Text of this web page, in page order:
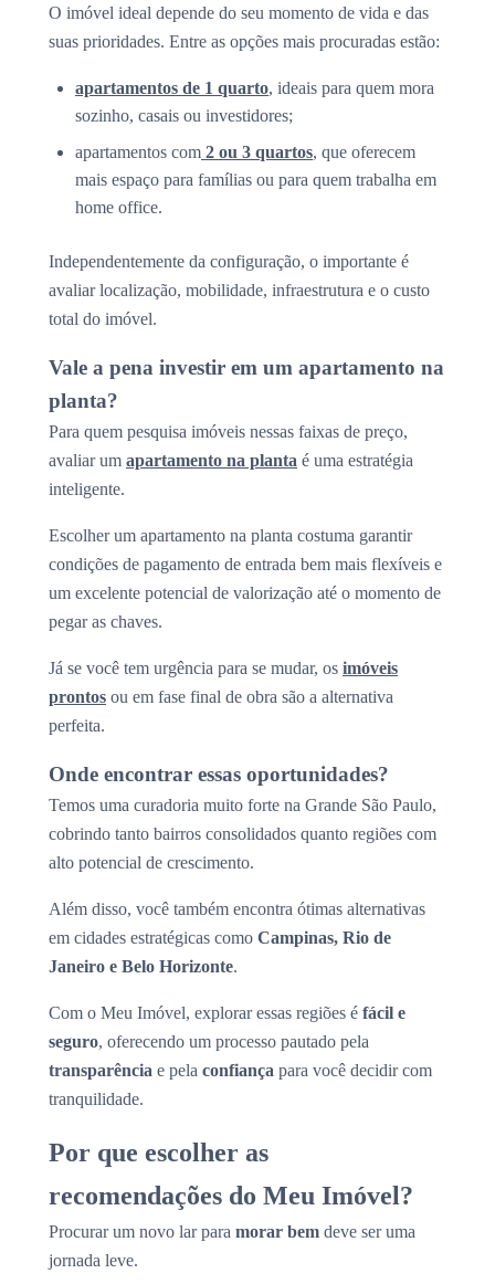
O imóvel ideal depende do seu momento de vida e das
suas prioridades. Entre as opções mais procuradas estão:
apartamentos de 1 quarto, ideais para quem mora
sozinho, casais ou investidores;
apartamentos com 2 ou 3 quartos, que oferecem
mais espaço para famílias ou para quem trabalha em
home office.
Independentemente da configuração, o importante é
avaliar localização, mobilidade, infraestrutura e o custo
total do imóvel.
Vale a pena investir em um apartamento na
planta?
Para quem pesquisa imóveis nessas faixas de preço,
avaliar um apartamento na planta é uma estratégia
inteligente.
Escolher um apartamento na planta costuma garantir
condições de pagamento de entrada bem mais flexíveis e
um excelente potencial de valorização até o momento de
pegar as chaves.
Já se você tem urgência para se mudar, os imóveis
prontos ou em fase final de obra são a alternativa
perfeita.
Onde encontrar essas oportunidades?
Temos uma curadoria muito forte na Grande São Paulo,
cobrindo tanto bairros consolidados quanto regiões com
alto potencial de crescimento.
Além disso, você também encontra ótimas alternativas
em cidades estratégicas como Campinas, Rio de
Janeiro e Belo Horizonte.
Com o Meu Imóvel, explorar essas regiões é fácil e
seguro, oferecendo um processo pautado pela
transparência e pela confiança para você decidir com
tranquilidade.
Por que escolher as
recomendações do Meu Imóvel?
Procurar um novo lar para morar bem deve ser uma
jornada leve.